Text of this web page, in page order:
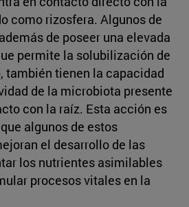
como rizosfera. Algunos de
de poseer una elevada
permite la solubilización de
también tienen la capacidad
de la microbiota presente
con la raíz. Esta acción es
algunos de estos
el desarrollo de las
los nutrientes asimilables
procesos vitales en la